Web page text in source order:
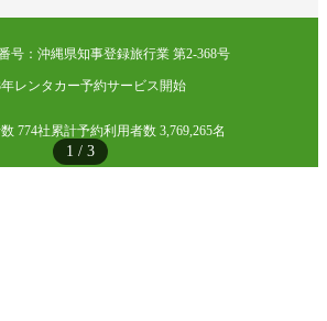
1 / 3
号：沖縄県知事登録旅行業 第2-368号
年レンタカー予約サービス開始
774社累計予約利用者数 3,769,265名